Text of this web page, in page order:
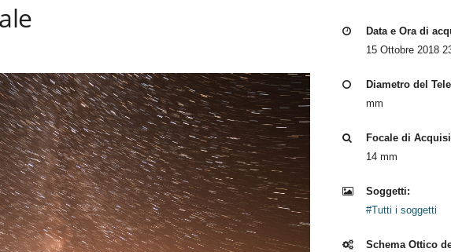
Data e Ora di
15 Ottobre 2018
Diametro del
mm
Focale di
14 mm
Soggetti:
#Tutti i soggetti
Schema Ottico